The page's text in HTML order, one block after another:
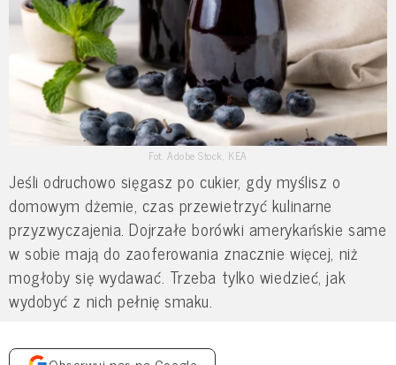
Fot. Adobe Stock, KEA
Jeśli odruchowo sięgasz po cukier, gdy myślisz o
domowym dżemie, czas przewietrzyć kulinarne
przyzwyczajenia. Dojrzałe borówki amerykańskie same
w sobie mają do zaoferowania znacznie więcej, niż
mogłoby się wydawać. Trzeba tylko wiedzieć, jak
wydobyć z nich pełnię smaku.